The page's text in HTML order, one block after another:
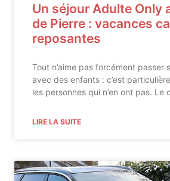
Un séjour Adulte Only
de Pierre : vacances
reposantes
Tout n’aime pas forcément passer
avec des enfants : c’est
les personnes qui n’en ont pas. Le
LIRE LA SUITE